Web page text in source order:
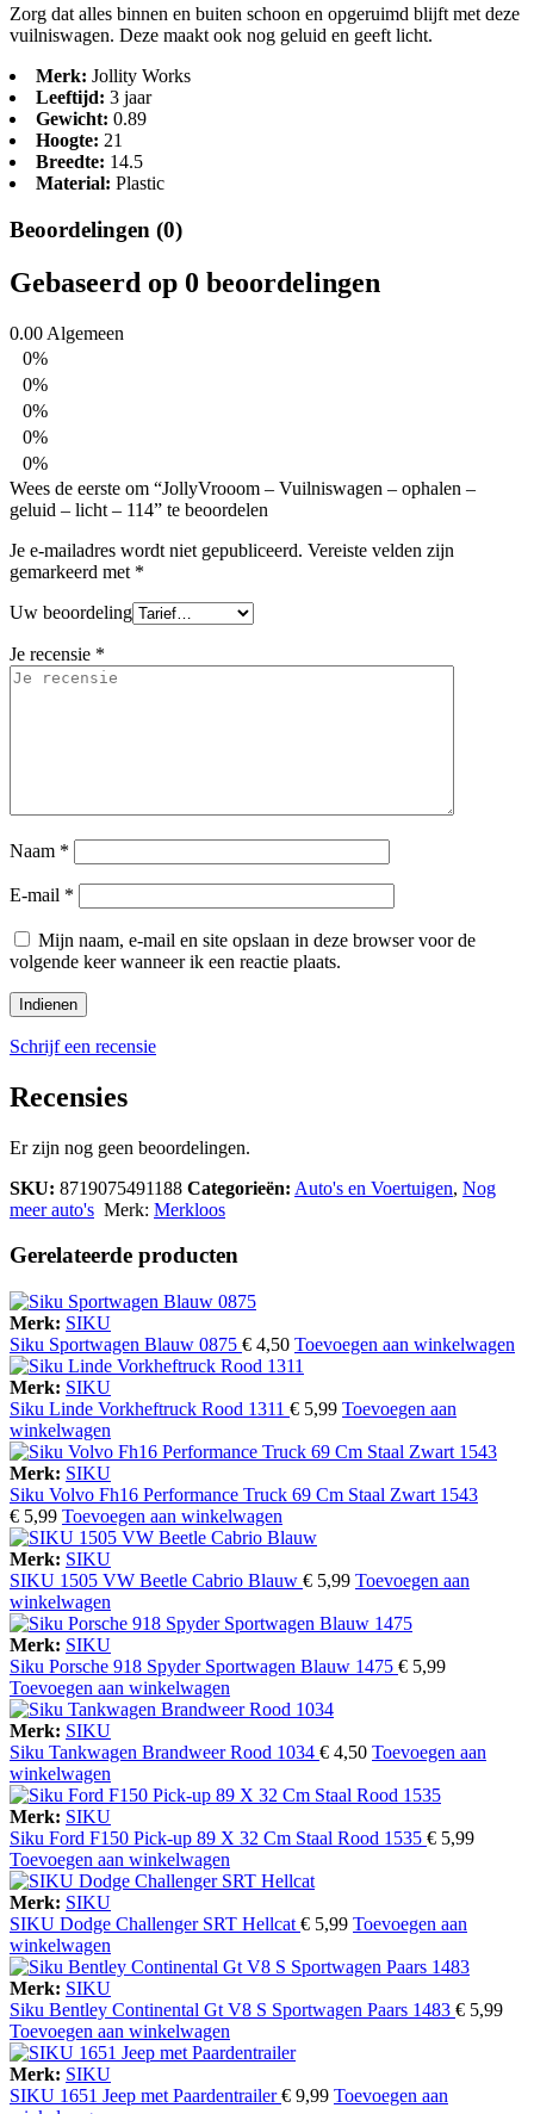
Zorg dat alles binnen en buiten schoon en opgeruimd blijft met deze
vuilniswagen. Deze maakt ook nog geluid en geeft licht.
Merk: Jollity Works
Leeftijd: 3 jaar
Gewicht: 0.89
Hoogte: 21
Breedte: 14.5
Material: Plastic
Beoordelingen (0)
Gebaseerd op 0 beoordelingen
0.00 Algemeen
0%
0%
0%
0%
0%
Wees de eerste om “JollyVrooom – Vuilniswagen – ophalen –
geluid – licht – 114” te beoordelen
Je e-mailadres wordt niet gepubliceerd. Vereiste velden zijn
gemarkeerd met *
Uw beoordeling
Je recensie *
Naam *
E-mail *
Mijn naam, e-mail en site opslaan in deze browser voor de
volgende keer wanneer ik een reactie plaats.
Schrijf een recensie
Recensies
Er zijn nog geen beoordelingen.
SKU: 8719075491188 Categorieën: Auto's en Voertuigen, Nog
meer auto's Merk: Merkloos
Gerelateerde producten
Merk: SIKU
Siku Sportwagen Blauw 0875 € 4,50 Toevoegen aan winkelwagen
Merk: SIKU
Siku Linde Vorkheftruck Rood 1311 € 5,99 Toevoegen aan
winkelwagen
Merk: SIKU
Siku Volvo Fh16 Performance Truck 69 Cm Staal Zwart 1543
€ 5,99 Toevoegen aan winkelwagen
Merk: SIKU
SIKU 1505 VW Beetle Cabrio Blauw € 5,99 Toevoegen aan
winkelwagen
Merk: SIKU
Siku Porsche 918 Spyder Sportwagen Blauw 1475 € 5,99
Toevoegen aan winkelwagen
Merk: SIKU
Siku Tankwagen Brandweer Rood 1034 € 4,50 Toevoegen aan
winkelwagen
Merk: SIKU
Siku Ford F150 Pick-up 89 X 32 Cm Staal Rood 1535 € 5,99
Toevoegen aan winkelwagen
Merk: SIKU
SIKU Dodge Challenger SRT Hellcat € 5,99 Toevoegen aan
winkelwagen
Merk: SIKU
Siku Bentley Continental Gt V8 S Sportwagen Paars 1483 € 5,99
Toevoegen aan winkelwagen
Merk: SIKU
SIKU 1651 Jeep met Paardentrailer€ 9,99 Toevoegen aan